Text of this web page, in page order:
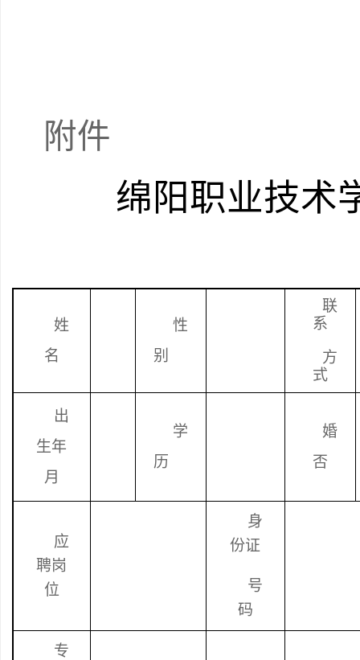
附件
绵阳职业技术
姓
名
性
别
联
系
方
式
出
生年
月
学
历
婚
否
应
聘岗
位
身
份证
号
码
专